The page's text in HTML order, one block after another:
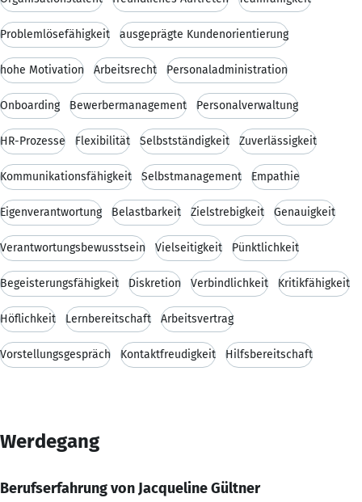
Problemlösefähigkeit ausgeprägte Kundenorientierung
hohe Motivation Arbeitsrecht Personaladministration
Onboarding Bewerbermanagement Personalverwaltung
HR-Prozesse Flexibilität Selbstständigkeit Zuverlässigkeit
Kommunikationsfähigkeit Selbstmanagement Empathie
Eigenverantwortung Belastbarkeit Zielstrebigkeit Genauigkeit
Verantwortungsbewusstsein Vielseitigkeit Pünktlichkeit
Begeisterungsfähigkeit Diskretion Verbindlichkeit Kritikfähigkeit
Höflichkeit Lernbereitschaft Arbeitsvertrag
Vorstellungsgespräch Kontaktfreudigkeit Hilfsbereitschaft
Werdegang
Berufserfahrung von Jacqueline Gültner